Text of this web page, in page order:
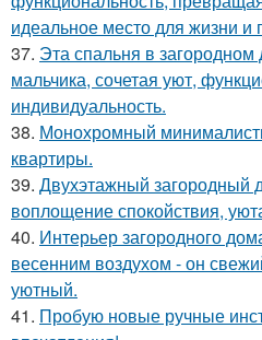
идеальное место для жизни и
37. Эта спальня в
мальчика, сочетая уют,
индивидуальность.
38. Монохромный
квартиры.
39. Двухэтажный загородный
воплощение спокойствия,
40. Интерьер загородного
весенним воздухом - он
уютный.
41. Пробую новые ручные